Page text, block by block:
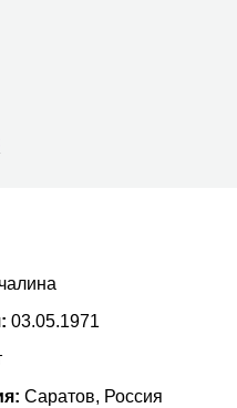
03.05.1971
Саратов, Россия